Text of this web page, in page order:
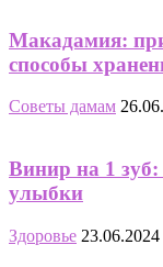
Макадамия:
способы
Советы дамам
Винир на 1 зуб:
улыбки
Здоровье 23.06.2024